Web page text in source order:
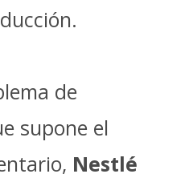
de
supone el
Nestlé